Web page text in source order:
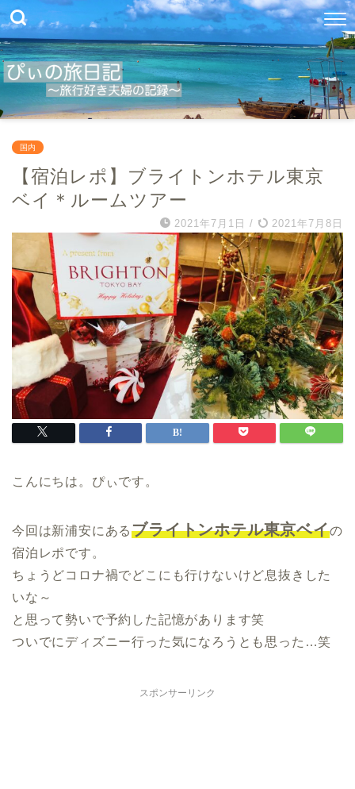
国内
【宿泊レポ】ブライトンホテル東京
ベイ＊ルームツアー
2021年7月1日 / 2021年7月8日
こんにちは。ぴぃです。
今回は新浦安にあるブライトンホテル東京ベイの
宿泊レポです。
ちょうどコロナ禍でどこにも行けないけど息抜きした
いな～
と思って勢いで予約した記憶があります笑
ついでにディズニー行った気になろうとも思った…笑
スポンサーリンク